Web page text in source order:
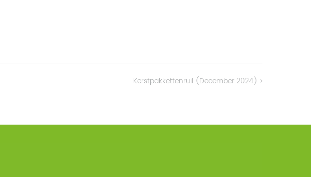
Kerstpakkettenruil (december 2024)